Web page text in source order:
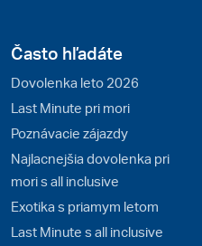
Často hľadáte
Dovolenka leto 2026
Last Minute pri mori
Poznávacie zájazdy
Najlacnejšia dovolenka pri
mori s all inclusive
Exotika s priamym letom
Last Minute s all inclusive